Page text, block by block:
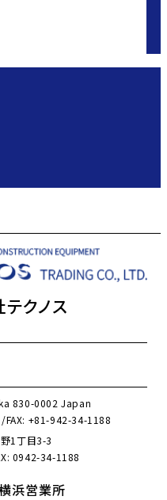
クノス
830-0002 Japan
FAX: +81-942-34-1188
1丁目3-3
0942-34-1188
浜営業所